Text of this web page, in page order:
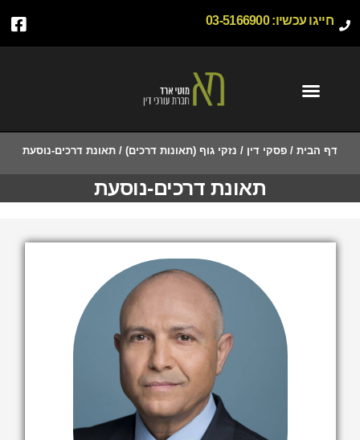
חייגו עכשיו:03-5166900
דף הבית / פסקי דין / נזקי גוף (תאונות דרכים) / תאונת דרכים-נוסעת
תאונת דרכים-נוסעת